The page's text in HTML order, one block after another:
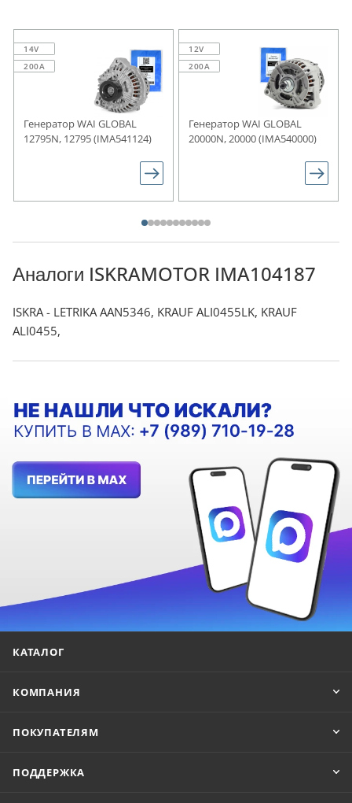
14V
200A
Генератор WAI GLOBAL
12795N, 12795 (IMA541124)
12V
200A
Генератор WAI GLOBAL
20000N, 20000 (IMA540000)
Аналоги ISKRAMOTOR IMA104187
ISKRA - LETRIKA AAN5346, KRAUF ALI0455LK, KRAUF
ALI0455,
КАТАЛОГ
КОМПАНИЯ
ПОКУПАТЕЛЯМ
ПОДДЕРЖКА